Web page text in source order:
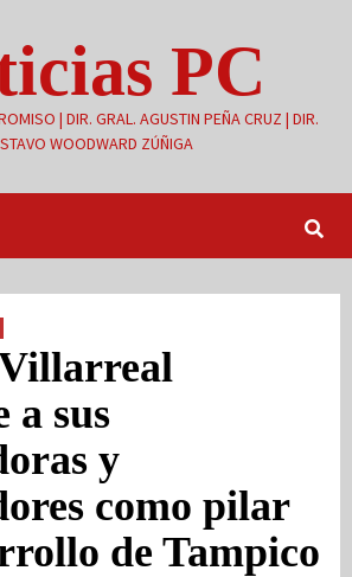
PC
| DIR. GRAL. AGUSTIN PEÑA CRUZ | DIR.
WOODWARD ZÚÑIGA
a sus
y
como pilar
de Tampico